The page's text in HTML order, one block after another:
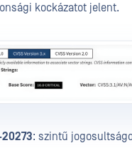
kockázatot jelent.
: szintű